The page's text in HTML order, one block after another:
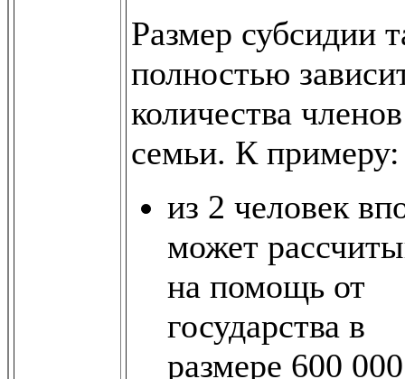
Размер субсидии
полностью
количества членов
семьи. К примеру:
из 2 человек
может
на помощь от
государства в
размере 600 000